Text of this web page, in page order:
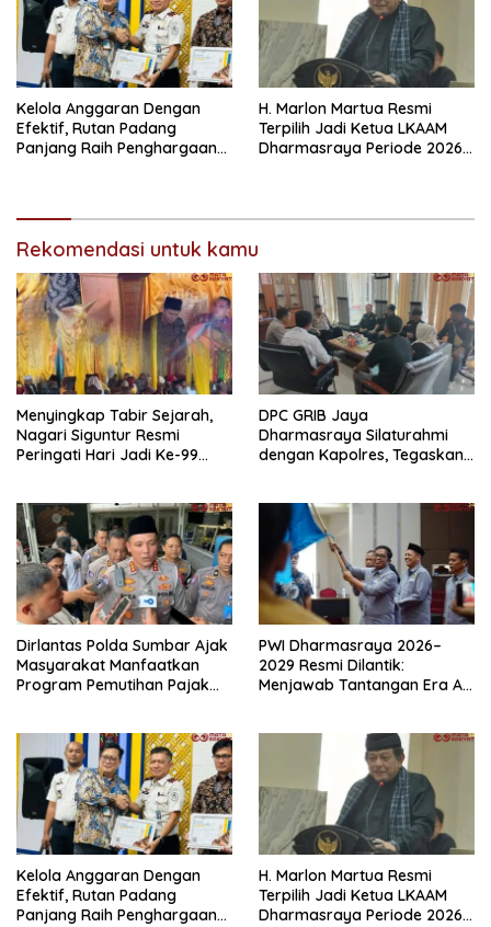
Kelola Anggaran Dengan
Efektif, Rutan Padang
Panjang Raih Penghargaan
H. Marlon Martua Resmi
Terpilih Jadi Ketua LKAAM
Dharmasraya Periode 2026–
Rekomendasi untuk kamu
Menyingkap Tabir Sejarah,
Nagari Siguntur Resmi
Peringati Hari Jadi Ke-99
DPC GRIB Jaya
Dharmasraya Silaturahmi
dengan Kapolres, Tegaskan
Dirlantas Polda Sumbar Ajak
Masyarakat Manfaatkan
Program Pemutihan Pajak
PWI Dharmasraya 2026–
2029 Resmi Dilantik:
Menjawab Tantangan Era AI
Kelola Anggaran Dengan
Efektif, Rutan Padang
Panjang Raih Penghargaan
H. Marlon Martua Resmi
Terpilih Jadi Ketua LKAAM
Dharmasraya Periode 2026–